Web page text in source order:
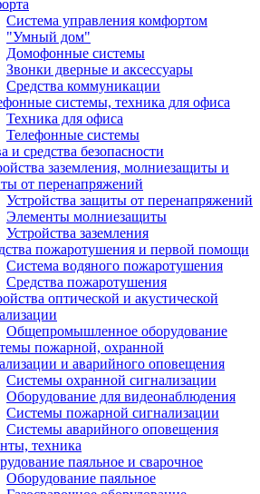
Система управления комфортом
"Умный дом"
Домофонные системы
Звонки дверные и аксессуары
Средства коммуникации
системы, техника для офиса
Техника для офиса
Телефонные системы
и средства безопасности
заземления, молниезащиты и
от перенапряжений
Устройства защиты от перенапряжений
Элементы молниезащиты
Устройства заземления
пожаротушения и первой помощи
Система водяного пожаротушения
Средства пожаротушения
оптической и акустической
Общепромышленное оборудование
пожарной, охранной
и аварийного оповещения
Системы охранной сигнализации
Оборудование для видеонаблюдения
Системы пожарной сигнализации
Системы аварийного оповещения
техника
паяльное и сварочное
Оборудование паяльное